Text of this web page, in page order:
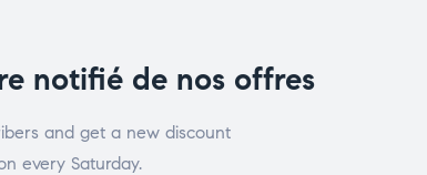
notifié de nos offres
and get a new discount
every Saturday.